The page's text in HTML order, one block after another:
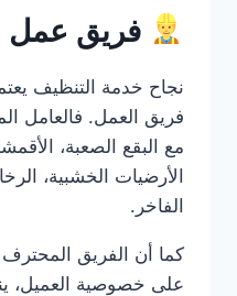
فريق
نجاح خدمة التنظيف
فريق العمل. فالعامل
مع البقع الصعبة،
الأرضيات الخشبية،
الفاخر.
كما أن الفريق المحترف
على خصوصية العميل،